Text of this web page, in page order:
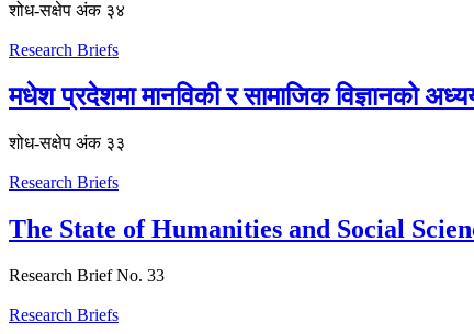
शोध-स‌क्षेप अंक ३४
Research Briefs
मधेश प्रदेशमा मानविकी र सामाजिक विज्ञानको
शोध-स‌क्षेप अंक ३३
Research Briefs
The State of Humanities and Social
Research Brief No. 33
Research Briefs